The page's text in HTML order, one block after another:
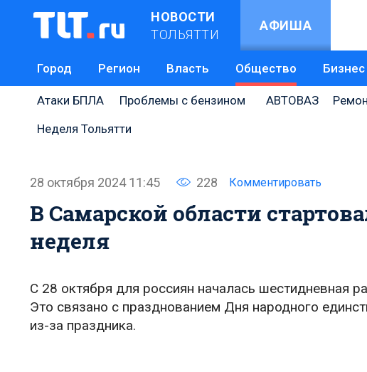
НОВОСТИ
ТОЛЬЯТТИ
АФИША
Город Регион Власть Общество Бизнес
Атаки БПЛА Проблемы с бензином АВТОВАЗ
Неделя Тольятти
28 октября 2024 11:45 228 Комментировать
В Самарской области
неделя
С 28 октября для россиян началась шестидневная
Это связано с празднованием Дня народного
из-за праздника.